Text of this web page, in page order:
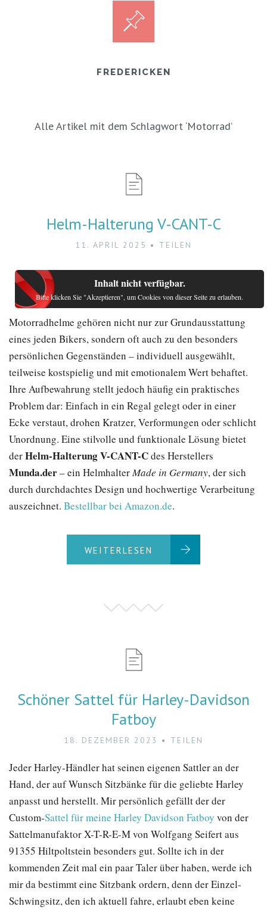
FREDERICKEN
Alle Artikel mit dem Schlagwort ‘Motorrad’
Helm-Halterung V-CANT-C
11. APRIL 2025 TEILEN
Inhalt nicht verfügbar.
Bitte klicken Sie "Akzeptieren", um Cookies von dieser Seite zu erlauben.
Motorradhelme gehören nicht nur zur Grundausstattung
eines jeden Bikers, sondern oft auch zu den besonders
persönlichen Gegenständen – individuell ausgewählt,
teilweise kostspielig und mit emotionalem Wert behaftet.
Ihre Aufbewahrung stellt jedoch häufig ein praktisches
Problem dar: Einfach in ein Regal gelegt oder in einer
Ecke verstaut, drohen Kratzer, Verformungen oder schlicht
Unordnung. Eine stilvolle und funktionale Lösung bietet
derHelm-Halterung V-CANT-Cdes Herstellers
Munda.der– ein HelmhalterMade in Germany, der sich
durch durchdachtes Design und hochwertige Verarbeitung
auszeichnet. Bestellbar bei Amazon.de.
WEITERLESEN
Schöner Sattel für Harley-Davidson
Fatboy
18. DEZEMBER 2023 TEILEN
Jeder Harley-Händler hat seinen eigenen Sattler an der
Hand, der auf Wunsch Sitzbänke für die geliebte Harley
anpasst und herstellt. Mir persönlich gefällt der der
Custom-Sattel für meine Harley Davidson Fatboy von der
Sattelmanufaktor X-T-R-E-M von Wolfgang Seifert aus
91355 Hiltpoltstein besonders gut. Sollte ich in der
kommenden Zeit mal ein paar Taler über haben, werde ich
mir da bestimmt eine Sitzbank ordern, denn der Einzel-
Schwingsitz, den ich aktuell fahre, erlaubt eben keine